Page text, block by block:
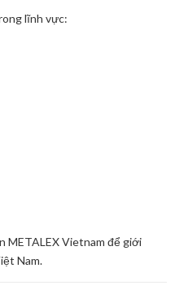
lĩnh vực:
METALEX Vietnam để giới
Nam.